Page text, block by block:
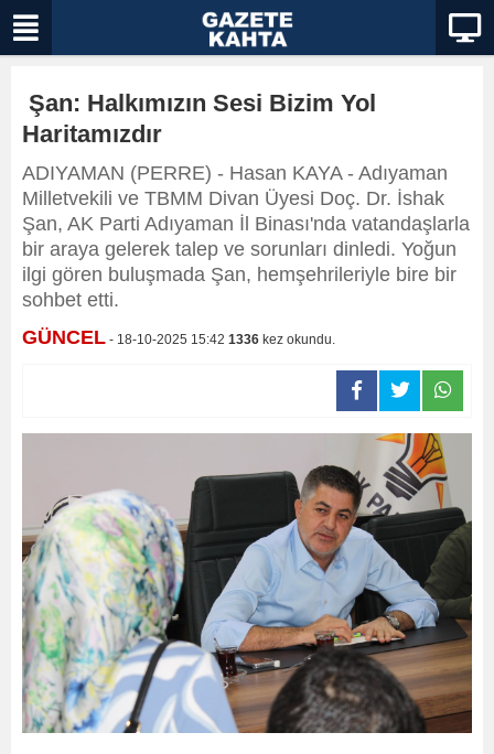
Şan: Halkımızın Sesi Bizim Yol
Haritamızdır
ADIYAMAN (PERRE) - Hasan KAYA - Adıyaman
Milletvekili ve TBMM Divan Üyesi Doç. Dr. İshak
Şan, AK Parti Adıyaman İl Binası'nda vatandaşlarla
bir araya gelerek talep ve sorunları dinledi. Yoğun
ilgi gören buluşmada Şan, hemşehrileriyle bire bir
sohbet etti.
GÜNCEL - 18-10-2025 15:42 1336 kez okundu.